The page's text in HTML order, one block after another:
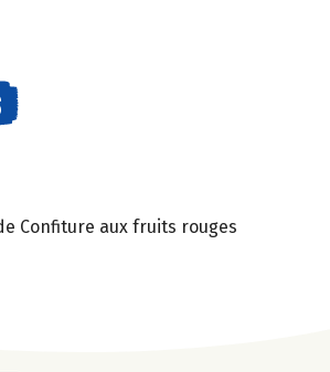
Confiture aux fruits rouges